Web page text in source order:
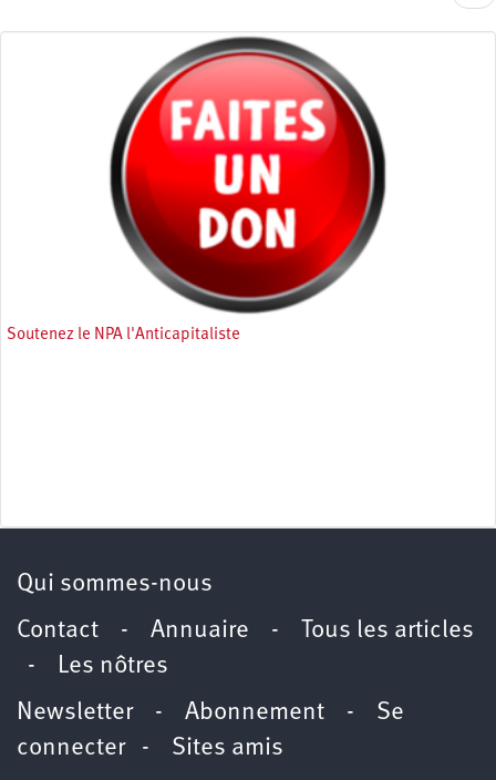
Soutenez le NPA l'Anticapitaliste
Qui sommes-nous
Contact - Annuaire -
Tous les articles
- Les nôtres
Newsletter- Abonnement - Se
connecter- Sites amis